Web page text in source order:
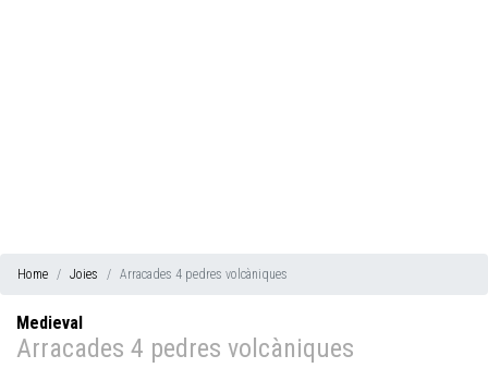
Home Joies Arracades 4 pedres volcàniques
Medieval
Arracades 4 pedres volcàniques